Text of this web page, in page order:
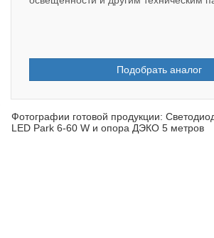
Подобрать аналог
Фотографии готовой продукции:
LED Park 6-60 W и опора ДЭКО 5 метров